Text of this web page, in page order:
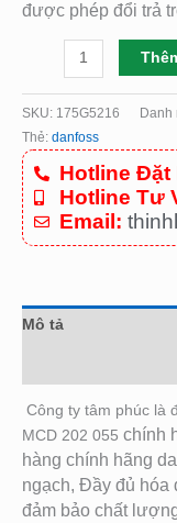
được phép đổi trả
SKU: 175G5216 Danh
Thẻ: danfoss
Hotline Đặt
Hotline Tư
Email:
Mô tả
Công ty tâm phúc là
MCD 202 055 chính
hàng chính hãng
ngạch, Đầy đủ hóa
đảm bảo chất